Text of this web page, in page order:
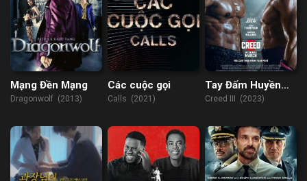
Mạng Đền Mạng
Dragonwolf (2013)
Các cuộc gọi
Calls (2021)
Tay Đấm Huyền
Thoại 3
Creed III (2023)